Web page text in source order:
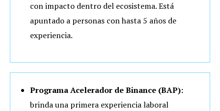
con impacto dentro del ecosistema. Está
apuntado a personas con hasta 5 años de
experiencia.
Programa Acelerador de Binance (BAP):
brinda una primera experiencia laboral